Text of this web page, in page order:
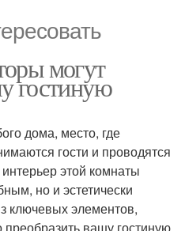
могут
гостиную
дома, место, где
гости и проводятся
этой комнаты
но и эстетически
ключевых элементов,
вашу гостиную,